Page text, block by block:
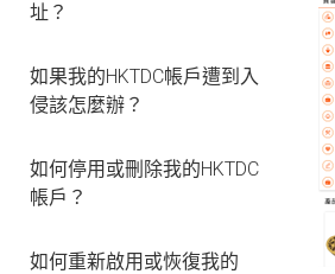
址？
如果我的HKTDC帳戶遭到入
侵該怎麼辦？
如何停用或刪除我的HKTDC
帳戶？
如何重新啟用或恢復我的